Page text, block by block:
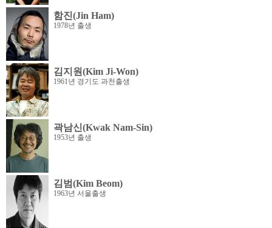
함진(Jin Ham)
1978년 출생
김지원(Kim Ji-Won)
1961년 경기도 과천출생
곽남신(Kwak Nam-Sin)
1953년 출생
김범(Kim Beom)
1963년 서울출생